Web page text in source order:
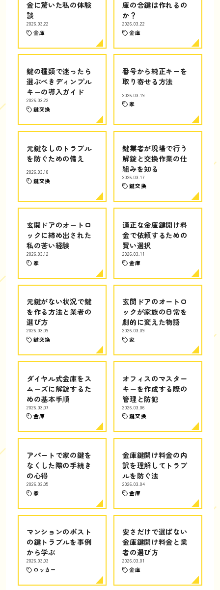
金に驚いた私の体験
談
2026.03.22
金庫
庫の合鍵は作れるの
か？
2026.03.22
金庫
鍵の種類で迷ったら
選ぶべきディンプル
キーの導入ガイド
2026.03.22
鍵交換
番号から純正キーを
取り寄せる方法
2026.03.19
家
元鍵なしのトラブル
を防ぐための備え
2026.03.18
鍵交換
鍵業者が現場で行う
解錠と交換作業の仕
組みを知る
2026.03.17
鍵交換
玄関ドアのオートロ
ックに締め出された
私の苦い経験
2026.03.12
家
適正な金庫鍵開け料
金で依頼するための
賢い選択
2026.03.11
金庫
元鍵がない状況で鍵
を作る方法と業者の
選び方
2026.03.09
鍵交換
玄関ドアのオートロ
ックが家族の日常を
劇的に変えた物語
2026.03.09
家
ダイヤル式金庫をス
ムーズに解錠するた
めの基本手順
2026.03.07
金庫
オフィスのマスター
キーを作成する際の
管理と防犯
2026.03.06
鍵交換
アパートで家の鍵を
なくした際の手続き
の心得
2026.03.05
家
金庫鍵開け料金の内
訳を理解してトラブ
ルを防ぐ法
2026.03.04
金庫
マンションのポスト
の鍵トラブルを事例
から学ぶ
2026.03.03
ロッカー
安さだけで選ばない
金庫鍵開け料金と業
者の選び方
2026.03.01
金庫